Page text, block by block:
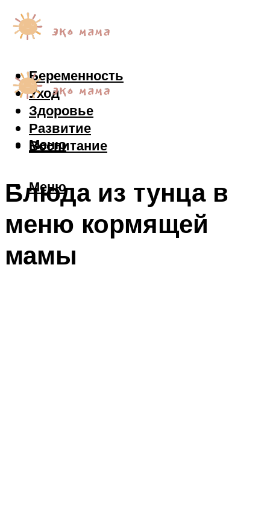
Беременность
Уход
Здоровье
Развитие
Воспитание
Меню
Меню
Блюда из тунца в
меню кормящей
мамы